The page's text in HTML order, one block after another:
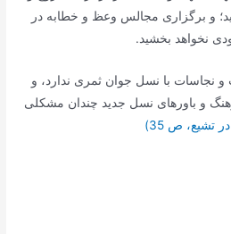
و برگزارى مجالس وعظ و خطابه در
نخواهد بخشید.
نجاسات با نسل جوان ثمرى ندارد، و
و باورهاى نسل جدید چندان مشکلى
تشیع، ص 35)